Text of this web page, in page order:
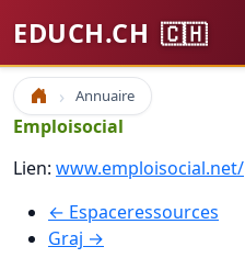
EDUCH.CH 🇨🇭
Accueil Annuaire
Emploisocial
Lien: www.emploisocial.net/
← Espaceressources
Graj →